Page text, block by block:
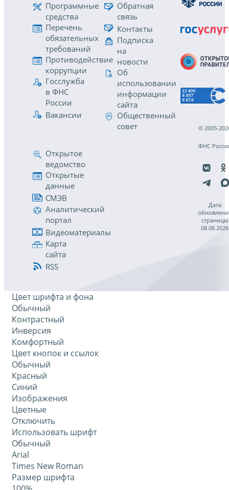
Программные
средства
Перечень
обязательных
требований
Противодействие
коррупции
Госслужба
в ФНС
России
Вакансии
Обратная
связь
Контакты
Подписка
на
новости
Об
использовании
информации
сайта
Общественный
совет
Открытое
ведомство
Открытые
данные
СМЭВ
Аналитический
портал
Видеоматериалы
Карта
сайта
RSS
© 2005-
ФНС
Дата
страницы
08.08.2026
Цвет шрифта и фона
Обычный
Контрастный
Инверсия
Комфортный
Цвет кнопок и ссылок
Обычный
Красный
Синий
Изображения
Цветные
Отключить
Использовать шрифт
Обычный
Arial
Times New Roman
Размер шрифта